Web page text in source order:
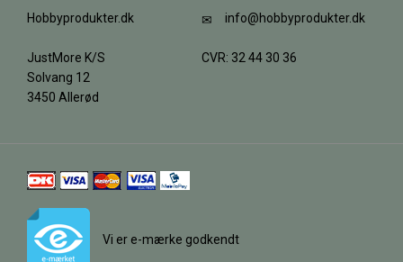
Hobbyprodukter.dk
JustMore K/S
Solvang 12
3450 Allerød
info@hobbyprodukter.dk
CVR: 32 44 30 36
Vi er e-mærke godkendt